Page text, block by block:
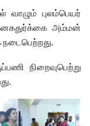
புலம்பெயர்
அம்மன்
நடைபெற்றது.
நிறைவுபெற்று